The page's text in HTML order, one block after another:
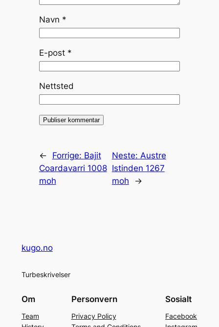
Navn *
E-post *
Nettsted
← Forrige: Bajit
Coardavarri 1008
moh
Neste: Austre
Istinden 1267
moh
→
kugo.no
Turbeskrivelser
Om
Team
Personvern
Privacy Policy
Sosialt
Facebook